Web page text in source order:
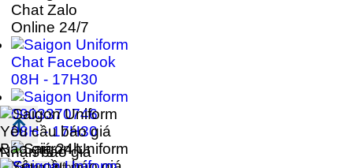
Chat Zalo
Online 24/7
Chat Facebook
08H - 17H30
0903370746
08H - 17H30
Yêu cầu báo giá
Báo giá 24h
Nhận báo giá